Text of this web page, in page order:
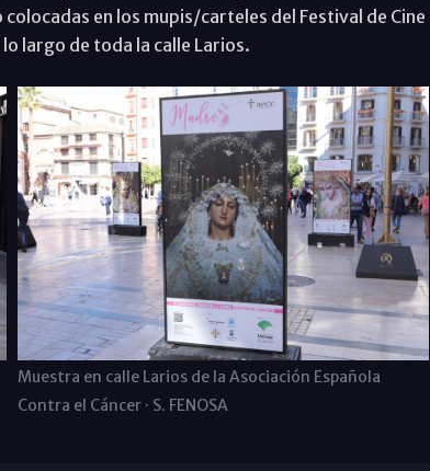
en los mupis/carteles del Festival de Cine
largo de toda la calle Larios.
Muestra en calle Larios de la Asociación Española
Contra el Cáncer · S. FENOSA